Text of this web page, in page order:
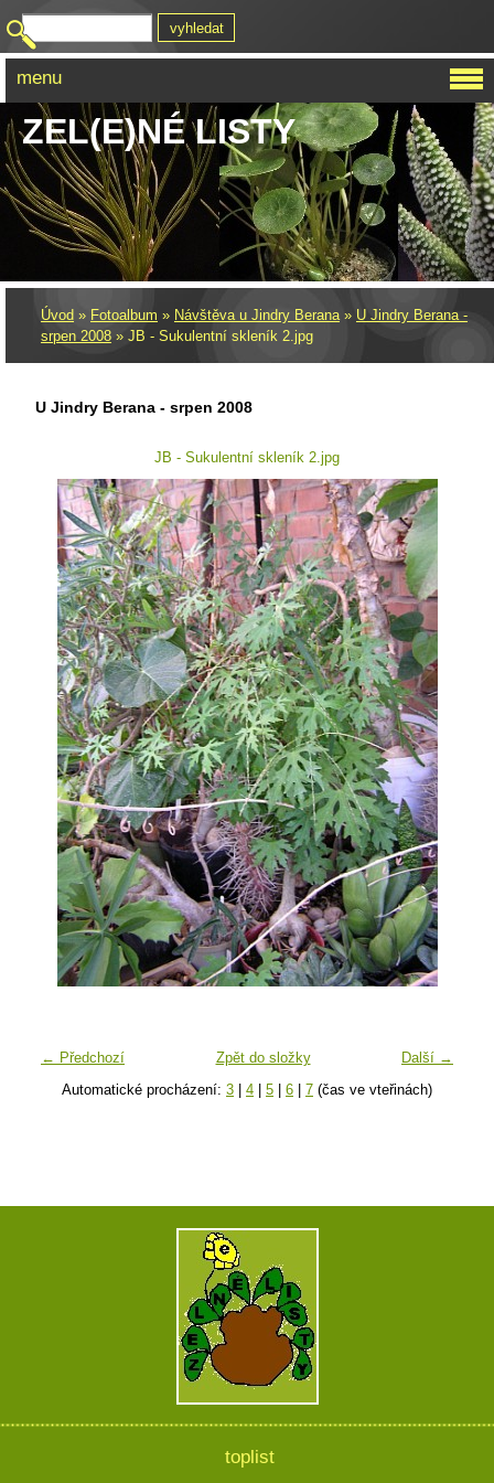
ZEL(E)NÉ LISTY
Úvod » Fotoalbum » Návštěva u Jindry Berana» U Jindry Berana -
srpen 2008 » JB - Sukulentní skleník 2.jpg
U Jindry Berana - srpen 2008
JB - Sukulentní skleník 2.jpg
← Předchozí Další →
Zpět do složky
Automatické procházení: 3 4 5 6 7 (čas ve vteřinách)
menu
toplist